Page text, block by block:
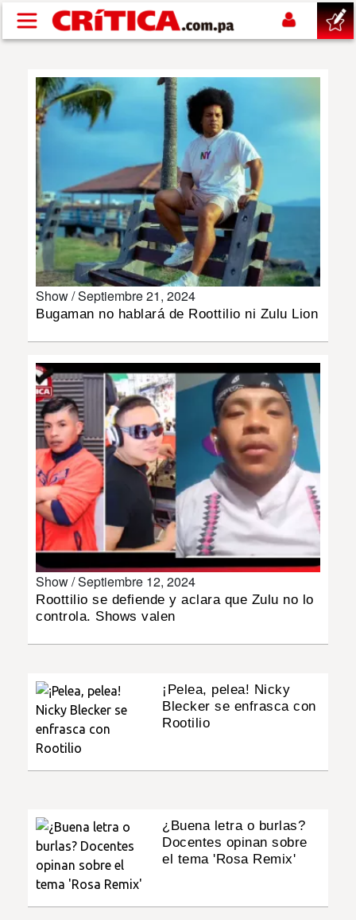
Pasar al contenido principal
SUCESOS
POLÍTICA
SHOW
DEPORTES
MUNDO
INSÓLITAS
MULTIMEDIA
IMPRESO
Show /Septiembre 21, 2024
Bugaman no hablará de Roottilio ni Zulu Lion
Show /Septiembre 12, 2024
Roottilio se defiende y aclara que Zulu no lo
controla. Shows valen
¡Pelea, pelea! Nicky
Blecker se enfrasca con
Rootilio
¿Buena letra o burlas?
Docentes opinan sobre
el tema 'Rosa Remix'